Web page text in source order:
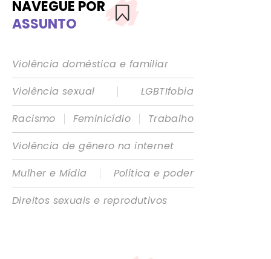
NAVEGUE POR
ASSUNTO
Violência doméstica e familiar
Violência sexual
|
LGBTIfobia
Racismo
| Feminicídio |
Trabalho
Violência de gênero na internet
Mulher e Mídia
|
Política e poder
Direitos sexuais e reprodutivos